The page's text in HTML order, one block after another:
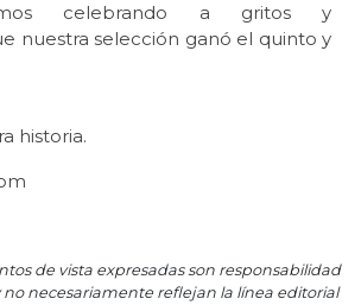
celebrando a gritos y
nuestra selección ganó el quinto y
historia.
de vista expresadas son responsabilidad
no necesariamente reflejan la línea editorial